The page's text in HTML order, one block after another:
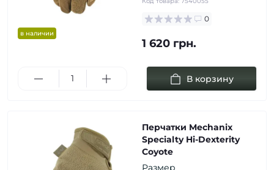
в наличии
0
1 620 грн.
В корзину
Перчатки Mechanix
Specialty Hi-Dexterity
Coyote
Размер